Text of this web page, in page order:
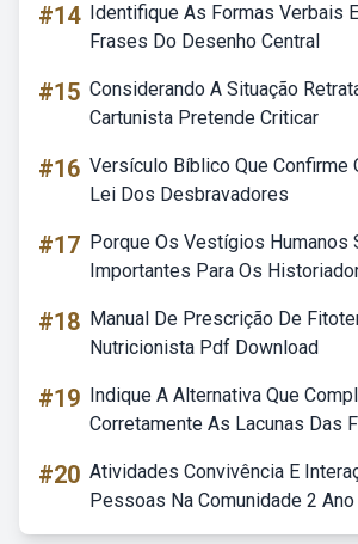
#14 Identifique As Formas Verbais
Frases Do Desenho Central
#15 Considerando A Situação
Cartunista Pretende Criticar
#16 Versículo Bíblico Que Confirme
Lei Dos Desbravadores
#17 Porque Os Vestígios Humanos
Importantes Para Os
#18 Manual De Prescrição De
Nutricionista Pdf Download
#19 Indique A Alternativa Que
Corretamente As Lacunas Das
#20 Atividades Convivência E
Pessoas Na Comunidade 2 Ano